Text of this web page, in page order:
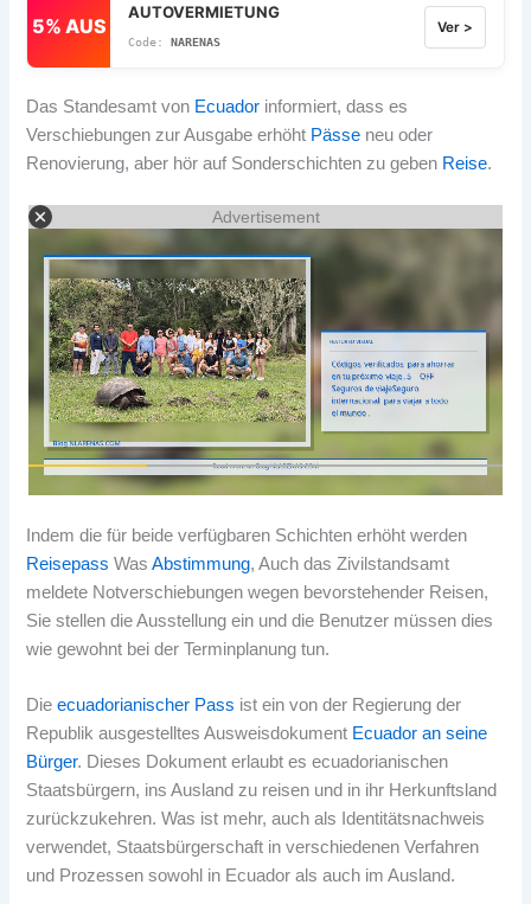
5% AUS
AUTOVERMIETUNG
NARENAS
Ver >
Das Standesamt von Ecuador informiert, dass es
Verschiebungen zur Ausgabe erhöht Pässe neu oder
Renovierung, aber hör auf Sonderschichten zu geben Reise.
Advertisement
Indem die für beide verfügbaren Schichten erhöht werden
Reisepass WasAbstimmung, Auch das Zivilstandsamt
meldete Notverschiebungen wegen bevorstehender Reisen,
Sie stellen die Ausstellung ein und die Benutzer müssen dies
wie gewohnt bei der Terminplanung tun.
Dieecuadorianischer Pass ist ein von der Regierung der
Republik ausgestelltes Ausweisdokument Ecuador an seine
Bürger. Dieses Dokument erlaubt es ecuadorianischen
Staatsbürgern, ins Ausland zu reisen und in ihr Herkunftsland
zurückzukehren. Was ist mehr, auch als Identitätsnachweis
verwendet, Staatsbürgerschaft in verschiedenen Verfahren
und Prozessen sowohl in Ecuador als auch im Ausland.